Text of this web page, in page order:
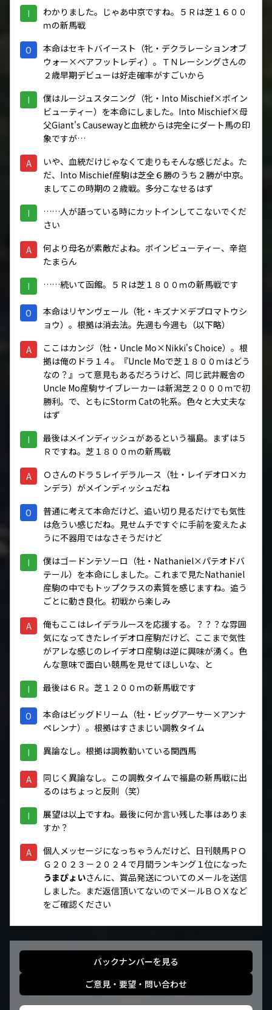
I
わかりました。じゃあ中京ですね。５Ｒは芝１６００
ｍの新馬戦
O
本命はセキトバイースト（牝・デクラレーションオブ
ウォー×ベアフットレディ）。ＴＮレーシングさんの
２歳早期デビューは好走確率がすごいから
I
僕はルージュスタニング（牝・Into Mischief×ボイン
ビューティー）を本命にしました。Into Mischief×母
父Giant's Causewayと血統からは完全にダート馬の印
象ですが…
A
いや、血統だけじゃなくて走りもそんな感じだよ。た
だ、Into Mischief産駒は芝全６勝のうち２勝が中京。
ましてこの時期の２歳戦。多分こなせるはず
I
……人が語っている時にカットインしてこないでくだ
さい
A
何より母名が素敵だよね。ボインビューティー、辛抱
たまらん
I ……続いて函館。５Ｒは芝１８００ｍの新馬戦です
O
本命はリヤンヴェール（牝・キズナ×デプロマトウシ
ョウ）。根拠は消去法。先週も今週も（以下略）
A
ここはカンジ（牡・Uncle Mo×Nikki's Choice）。根
拠は俺のドラ１４。『Uncle Moで芝１８００ｍはどう
なの？』って意見もあるだろうけど、同じ武井厩舎の
Uncle Mo産駒サイブレーカーは新潟芝２０００ｍで初
勝利。で、ともにStorm Catの牝系。色々と大丈夫な
はず
I
最後はメインディッシュがあるという福島。まずは５
Ｒですね。芝１８００ｍの新馬戦
A
Ｏさんのドラ５レイデラルース（牡・レイデオロ×カ
ンデラ）がメインディッシュだね
O
普通に考えて本命だけど、追い切り見るだけでも気性
は危うい感じだね。見せムチですぐに手前を変えたよ
うに不器用ではなさそうだけど
I
僕はゴードンテソーロ（牡・Nathaniel×パテオドバ
テール）を本命にしました。これまで見たNathaniel
産駒の中でもトップクラスの素質を感じますね。追う
ごとに動き良化。初戦から楽しみ
A
俺もここはレイデラルースを応援する。？？？な雰囲
気になってきたレイデオロ産駒だけど、ここまで気性
がアレな感じのレイデオロ産駒は逆に興味が湧く。色
んな意味で面白い競馬を見せてほしいな、と
I 最後は６Ｒ。芝１２００ｍの新馬戦です
O
本命はビッグドリーム（牡・ビッグアーサー×アンナ
ペレンナ）。根拠はすさまじい調教タイム
I 異論なし。根拠は調教動いている関西馬
A
同じく異論なし。この調教タイムで福島の新馬戦に出
るのはちょっと反則（笑）
I
展望は以上ですね。最後に何か言い残した事はありま
すか？
A
個人メッセージになっちゃうんだけど、日刊競馬ＰＯ
Ｇ２０２３－２０２４で月間ランキング１位になった
うまぴょいさんに、賞品発送についてのメールを送信
しました。まだ返信頂いてないのでメールＢＯＸなど
をご確認ください
バックナンバーを見る
ご意見・要望・問い合わせ